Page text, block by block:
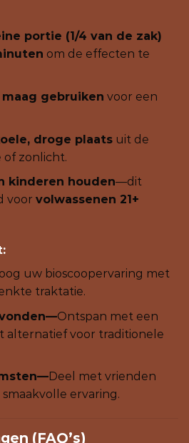
portie (1/4 van de zak)
om de effecten te
gebruiken voor een
droge plaatsuit de
zonlicht.
kinderen houden—dit
voor volwassenen 21+
uw bioscoopervaring met
traktatie.
Ontspan met een
alternatief voor traditionele
Deel met vrienden
ervaring.
(FAQ’s)